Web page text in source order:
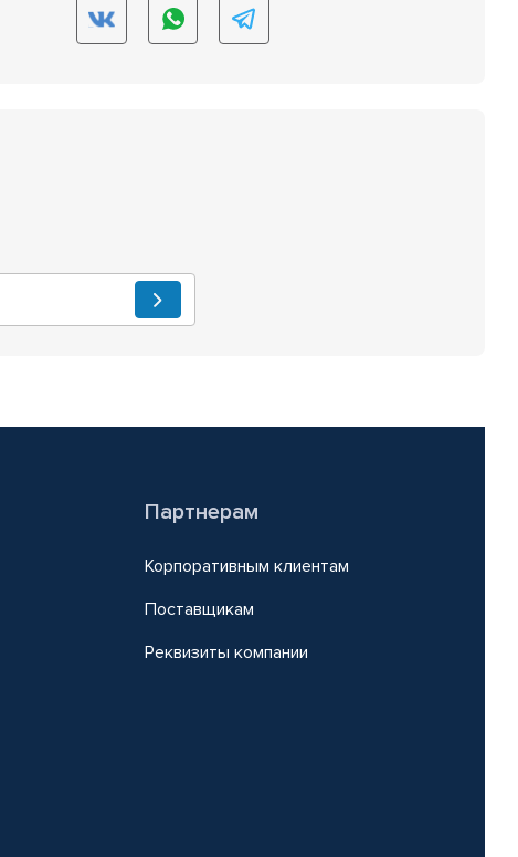
Партнерам
Корпоративным клиентам
Поставщикам
Реквизиты компании